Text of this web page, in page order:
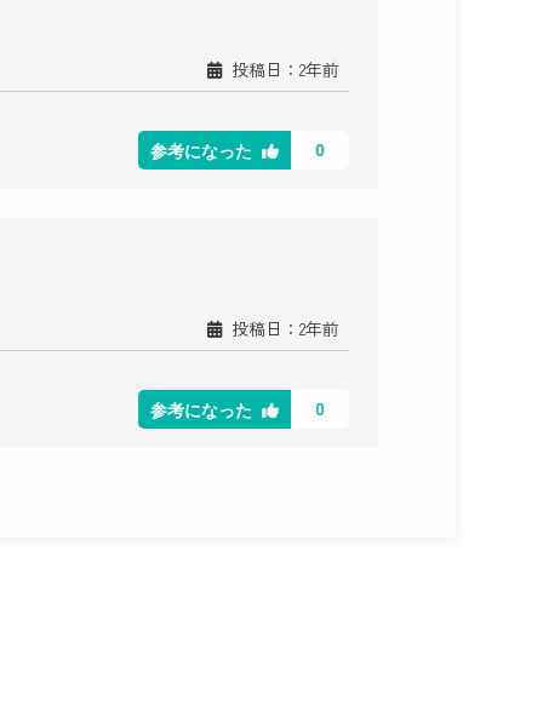
投稿日：2年前
参考になった 0
投稿日：2年前
参考になった 0